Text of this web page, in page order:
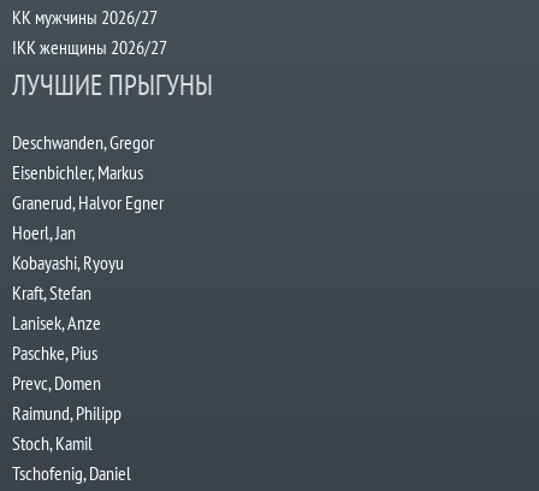
КК мужчины 2026/27
IKK женщины 2026/27
ЛУЧШИЕ ПРЫГУНЫ
Deschwanden, Gregor
Eisenbichler, Markus
Granerud, Halvor Egner
Hoerl, Jan
Kobayashi, Ryoyu
Kraft, Stefan
Lanisek, Anze
Paschke, Pius
Prevc, Domen
Raimund, Philipp
Stoch, Kamil
Tschofenig, Daniel